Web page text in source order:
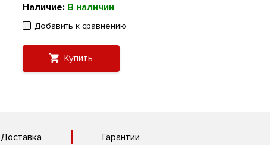
Наличие: В наличии
Добавить к сравнению
Купить
Доставка Гарантии